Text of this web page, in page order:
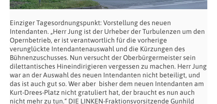
Einziger Tagesordnungspunkt: Vorstellung des neuen
Intendanten. „Herr Jung ist der Urheber der Turbulenzen um den
Opernbetrieb, er ist verantwortlich für die vorherige
verunglückte Intendantenauswahl und die Kürzungen des
Bühnenzuschusses. Nun versucht der Oberbürgermeister sein
dilettantisches Hineindirigieren vergessen zu machen. Herr Jung
war an der Auswahl des neuen Intendanten nicht beteiligt, und
das ist auch gut so. Wer aber bisher dem neuen Intendanten am
Kurt-Drees-Platz nicht gratuliert hat, der braucht es nun auch
nicht mehr zu tun.“ DIE LINKEN-Fraktionsvorsitzende Gunhild